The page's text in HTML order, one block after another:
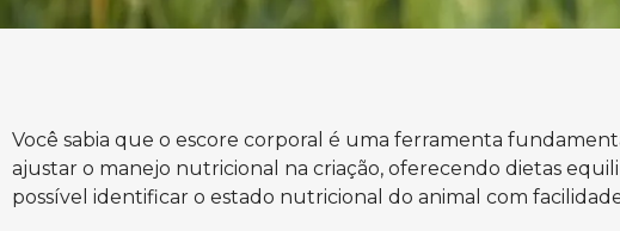
Você sabia que o escore corporal é uma ferramenta
ajustar o manejo nutricional na criação, oferecendo dietas
possível identificar o estado nutricional do animal com